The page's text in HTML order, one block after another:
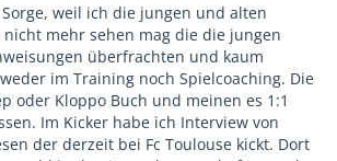
weil ich die jungen und alten
mehr sehen mag die die jungen
überfrachten und kaum
im Training noch Spielcoaching. Die
oder Kloppo Buch und meinen es 1:1
Im Kicker habe ich Interview von
der derzeit bei Fc Toulouse kickt. Dort